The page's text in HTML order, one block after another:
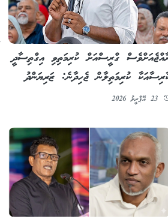
ގްރީސްއަށް ކުރިމަތިވި އިގްތިސާދީ
ކުރިމަތިލާން ޖެހިދާނެ: ޒަރިޔަންދު